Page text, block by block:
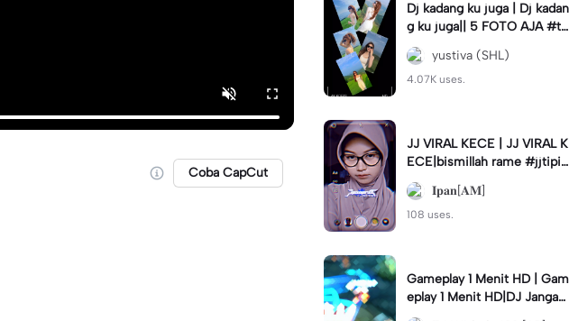
Coba CapCut
Dj kadang ku juga | Dj kadan
g ku juga|| 5 FOTO AJA #tr
ansisi #soundviraltiktok #fy
p #trendyustiva (SHL)
4.07K uses.
JJ VIRAL KECE | JJ VIRAL K
ECE|bismillah rame #jjtipis
#viral#fyp#ipan_prst
𝐈𝐩𝐚𝐧[𝐀𝐌]
108 uses.
Gameplay 1 Menit HD | Gam
eplay 1 Menit HD|DJ Jangan
Ganggu Pacarku #mlbbgam